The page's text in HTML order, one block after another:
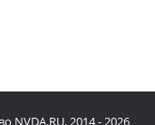
NVDA.RU, 2014 - 2026